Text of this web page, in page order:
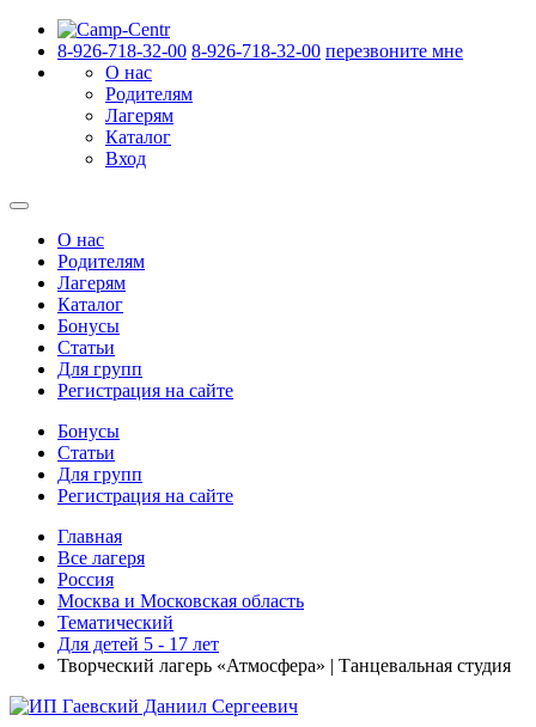
8-926-718-32-00 8-926-718-32-00 перезвоните мне
О нас
Родителям
Лагерям
Каталог
Вход
О нас
Родителям
Лагерям
Каталог
Бонусы
Статьи
Для групп
Регистрация на сайте
Бонусы
Статьи
Для групп
Регистрация на сайте
Главная
Все лагеря
Россия
Москва и Московская область
Тематический
Для детей 5 - 17 лет
Творческий лагерь «Атмосфера» | Танцевальная студия